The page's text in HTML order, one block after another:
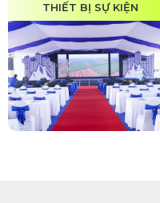
THIẾT BỊ SỰ KIỆN